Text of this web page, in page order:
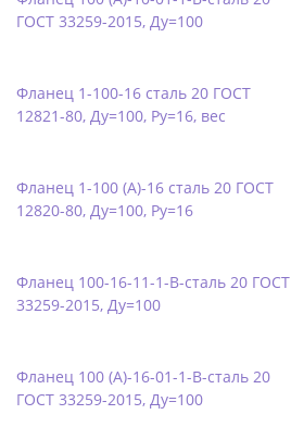
ГОСТ 33259-2015, Ду=100
Фланец 1-100-16 сталь 20 ГОСТ
12821-80, Ду=100, Ру=16, вес
Фланец 1-100 (А)-16 сталь 20 ГОСТ
12820-80, Ду=100, Ру=16
Фланец 100-16-11-1-B-сталь 20 ГОСТ
33259-2015, Ду=100
Фланец 100 (А)-16-01-1-B-сталь 20
ГОСТ 33259-2015, Ду=100